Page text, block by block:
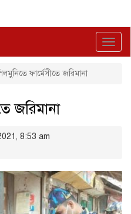
ফার্মেসীতে জরিমানা
জরিমানা
8:53 am